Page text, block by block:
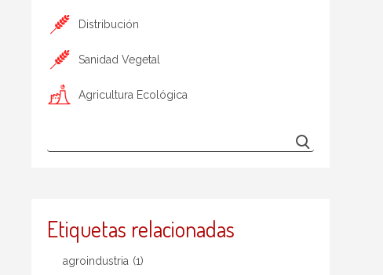
Distribución
Sanidad Vegetal
Agricultura Ecológica
Etiquetas relacionadas
agroindustria (1)